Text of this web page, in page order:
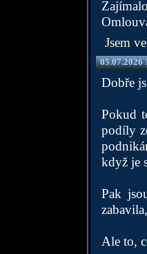
Jsem
05.07.2026
Dobře
Pokud
podíly
když je
Pak
Ale to,